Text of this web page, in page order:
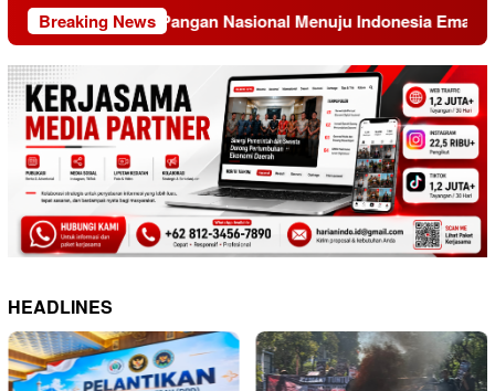
Breaking News
Sistem Pangan Nasional Menuju Indonesia Emas 2045
HEADLINES